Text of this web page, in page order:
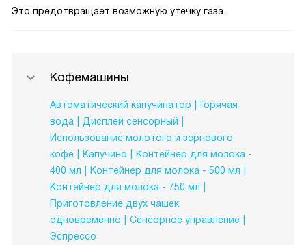
Это предотвращает возможную утечку газа.
Кофемашины
Автоматический капучинатор
Горячая
вода
Дисплей сенсорный
Использование молотого и зернового
кофе
Капучино
Контейнер для молока -
400 мл
Контейнер для молока - 500 мл
Контейнер для молока - 750 мл
Приготовление двух чашек
одновременно
Сенсорное управление
Эспрессо